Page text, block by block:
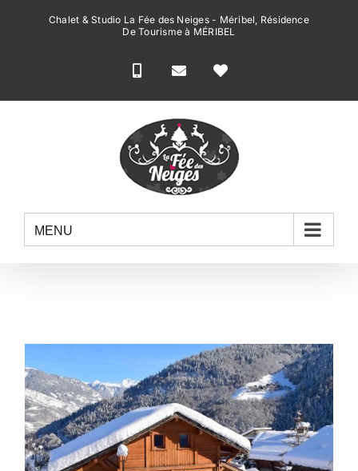
Chalet & Studio La Fée des Neiges - Méribel, Résidence
De Tourisme à MÉRIBEL
MENU